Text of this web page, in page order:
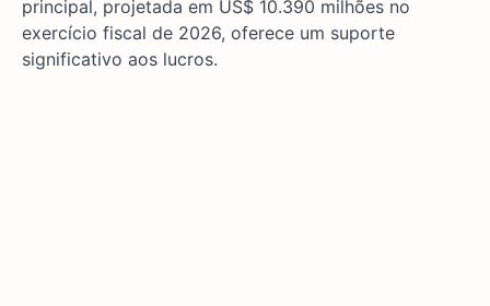
principal, projetada em US$ 10.390 milhões no
exercício fiscal de 2026, oferece um suporte
significativo aos lucros.